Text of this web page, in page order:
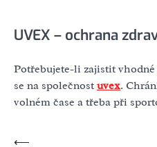
UVEX – ochrana
Potřebujete-li zajistit
se na společnost uvex.
volném čase a třeba při
⟵